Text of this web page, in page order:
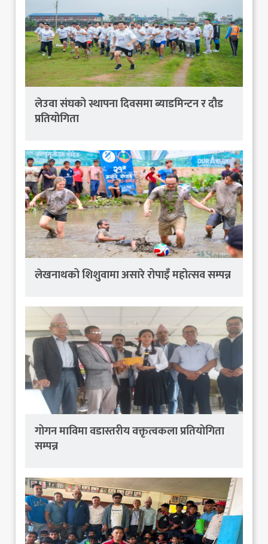
लेउवा संघको स्थापना दिवसमा ब्याडमिन्टन र दौड
प्रतियोगिता
लेखनाथको शिशुवामा असारे रोपाइँ महोत्सव सम्पन्न
गोगन माविमा वडास्तरीय वक्तृत्वकला प्रतियोगिता
सम्पन्न